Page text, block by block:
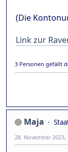
(Die
Link zur
3 Personen gefällt
Maja
28. November 2023,